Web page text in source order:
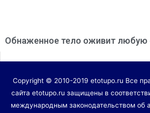
Обнаженное тело оживит
Copyright © 2010-2019 etotupo.ru Все
сайта etotupo.ru защищены в
международным законодательством об